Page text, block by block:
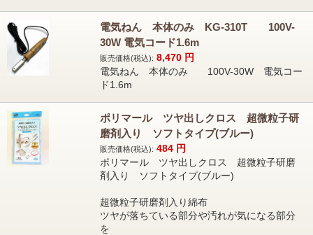
電気ねん 本体のみ KG-310T 100V-
30W 電気コード1.6m
販売価格(税込): 8,470 円
電気ねん 本体のみ 100V-30W 電気コー
ド1.6m
ポリマール ツヤ出しクロス 超微粒子研
磨剤入り ソフトタイプ(ブルー)
販売価格(税込): 484 円
ポリマール ツヤ出しクロス 超微粒子研磨
剤入り ソフトタイプ(ブルー)
超微粒子研磨剤入り綿布
ツヤが落ちている部分や汚れが気になる部分
を